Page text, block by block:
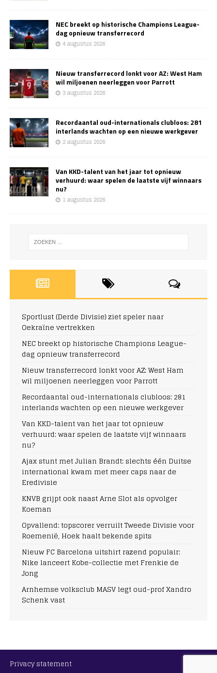
NEC breekt op historische Champions League-
dag opnieuw transferrecord
4 augustus 2026
Nieuw transferrecord lonkt voor AZ: West Ham
wil miljoenen neerleggen voor Parrott
3 augustus 2026
Recordaantal oud-internationals clubloos: 281
interlands wachten op een nieuwe werkgever
2 augustus 2026
Van KKD-talent van het jaar tot opnieuw
verhuurd: waar spelen de laatste vijf winnaars
nu?
1 augustus 2026
Sportlust (Derde Divisie) ziet speler naar
Oekraïne vertrekken
NEC breekt op historische Champions League-
dag opnieuw transferrecord
Nieuw transferrecord lonkt voor AZ: West Ham
wil miljoenen neerleggen voor Parrott
Recordaantal oud-internationals clubloos: 281
interlands wachten op een nieuwe werkgever
Van KKD-talent van het jaar tot opnieuw
verhuurd: waar spelen de laatste vijf winnaars
nu?
Ajax stunt met Julian Brandt: slechts één Duitse
international kwam met meer caps naar de
Eredivisie
KNVB grijpt ook naast Arne Slot als opvolger
Koeman
Opvallend: topscorer verruilt Tweede Divisie voor
Roemenië, Hoek haalt bekende spits
Nieuw FC Barcelona uitshirt razend populair:
Nike lanceert Kobe-collectie met Frenkie de
Jong
Arnhemse volksclub MASV legt oud-prof Xandro
Schenk vast
Privacy statement